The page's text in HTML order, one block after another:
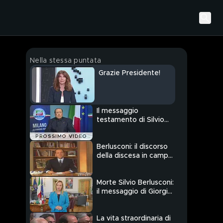
Nella stessa puntata
Grazie Presidente!
PROSSIMO VIDEO
Il messaggio
testamento di Silvio
Berlusconi: il discorso
della discesa in campo
Morte Silvio Berlusconi:
il messaggio di Giorgia
La vita straordinaria di